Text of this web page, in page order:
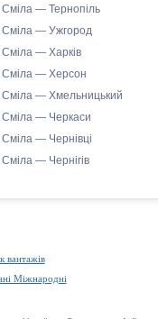
Сміла — Тернопіль
Сміла — Ужгород
Сміла — Харків
Сміла — Херсон
Сміла — Хмельницький
Сміла — Черкаси
Сміла — Чернівці
Сміла — Чернігів
вантажів
Міжнародні